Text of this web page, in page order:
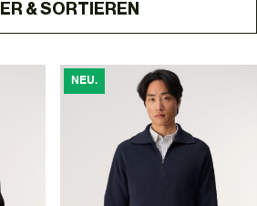
& SORTIEREN
NEU.